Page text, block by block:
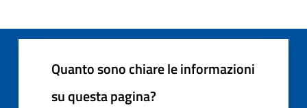
Quanto sono chiare le informazioni
su questa pagina?